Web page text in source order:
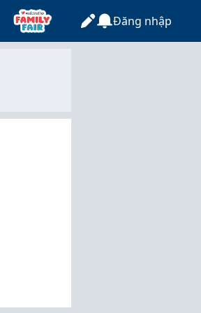
Đăng nhập